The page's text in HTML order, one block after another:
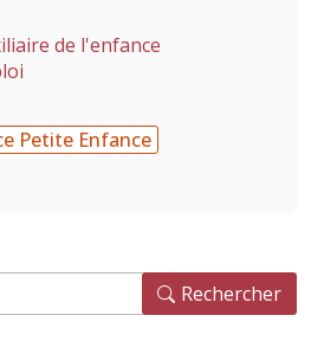
de l'enfance
Petite Enfance
Rechercher